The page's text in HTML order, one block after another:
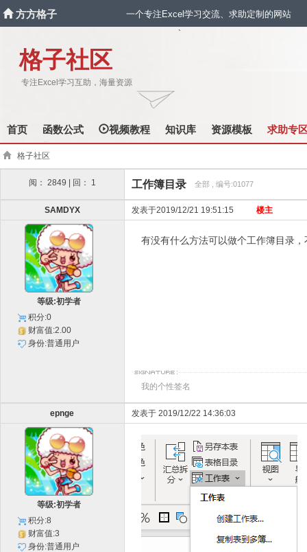
方方格子 一个专注Excel学习交流、求助定制的网站
格子社区
专注Excel学习互助，海量资源
`
首页 函数公式 视频教程 知识库 资源模板 求助专
格子社区
阅： 2849 | 回： 1 工作簿目录 全部 , 编号:01077
SAMDYX 发表于2019/12/21 19:51:15 楼主
等级:初学者
积分:0
财富值:2.00
身份:普通用户
有没有什么方法可以做个工作簿目录
我的个性签名
epnge 发表于 2019/12/22 14:36:03
等级:初学者
积分:8
财富值:3
身份:普通用户